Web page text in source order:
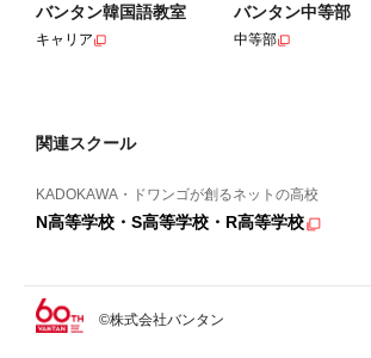
バンタン韓国語教室
キャリア
バンタン中等部
中等部
関連スクール
KADOKAWA・ドワンゴが創るネットの高校
N高等学校・S高等学校・R高等学校
©株式会社バンタン